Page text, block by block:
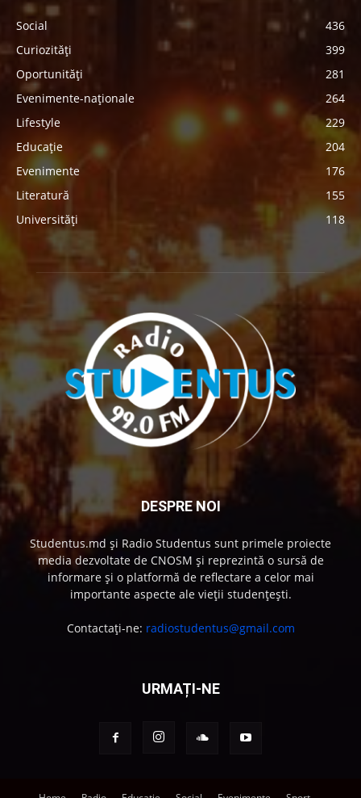
Social
436
Curiozități
399
Oportunități
281
Evenimente-naționale
264
Lifestyle
229
Educație
204
Evenimente
176
Literatură
155
Universități
118
DESPRE NOI
Studentus.md și Radio Studentus sunt primele proiecte
media dezvoltate de CNOSM și reprezintă o sursă de
informare și o platformă de reflectare a celor mai
importante aspecte ale vieții studențești.
Contactați-ne: radiostudentus@gmail.com
URMAȚI-NE